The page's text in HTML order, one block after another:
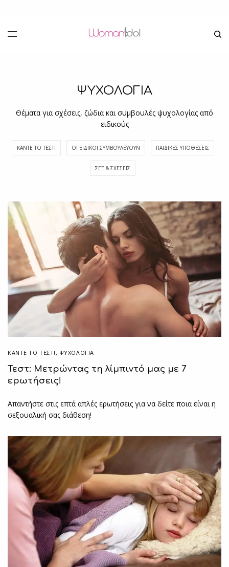
ΨΥΧΟΛΟΓΙΑ
Θέματα για σχέσεις, ζώδια και συμβουλές ψυχολογίας από
ειδικούς
ΚΆΝΤΕ ΤΟ ΤΕΣΤ! ΟΙ ΕΙΔΙΚΟΊ ΣΥΜΒΟΥΛΕΎΟΥΝ ΠΑΙΔΙΚΈΣ ΥΠΟΘΈΣΕΙΣ
ΣΕΞ & ΣΧΈΣΕΙΣ
ΚΆΝΤΕ ΤΟ ΤΕΣΤ! , ΨΥΧΟΛΟΓΙΑ
Τεστ: Μετρώντας τη λίμπιντό μας με 7
ερωτήσεις!
Απαντήστε στις επτά απλές ερωτήσεις για να δείτε ποια είναι η
σεξουαλική σας διάθεση!